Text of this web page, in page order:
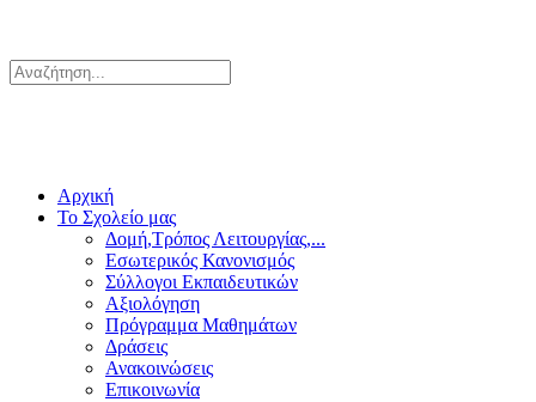
Αρχική
Το Σχολείο μας
Δομή,Τρόπος Λειτουργίας,...
Εσωτερικός Κανονισμός
Σύλλογοι Εκπαιδευτικών
Αξιολόγηση
Πρόγραμμα Μαθημάτων
Δράσεις
Ανακοινώσεις
Επικοινωνία